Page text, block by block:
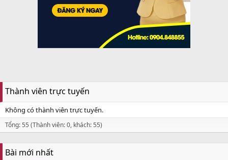
Thành viên trực tuyến
Không có thành viên trực tuyến.
Tổng: 55 (Thành viên: 0, khách: 55)
Bài mới nhất